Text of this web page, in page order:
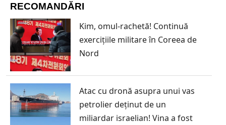
RECOMANDĂRI
Kim, omul-rachetă! Continuă
exercițiile militare în Coreea de
Nord
Atac cu dronă asupra unui vas
petrolier deținut de un
miliardar israelian! Vina a fost